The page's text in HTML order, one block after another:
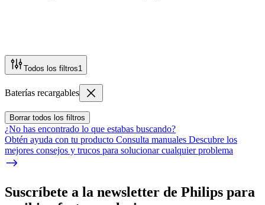
Todos los filtros1
Baterías recargables
Borrar todos los filtros
¿No has encontrado lo que estabas buscando?
Obtén ayuda con tu producto Consulta manuales Descubre los
mejores consejos y trucos para solucionar cualquier problema
Suscríbete a la newsletter de Philips para